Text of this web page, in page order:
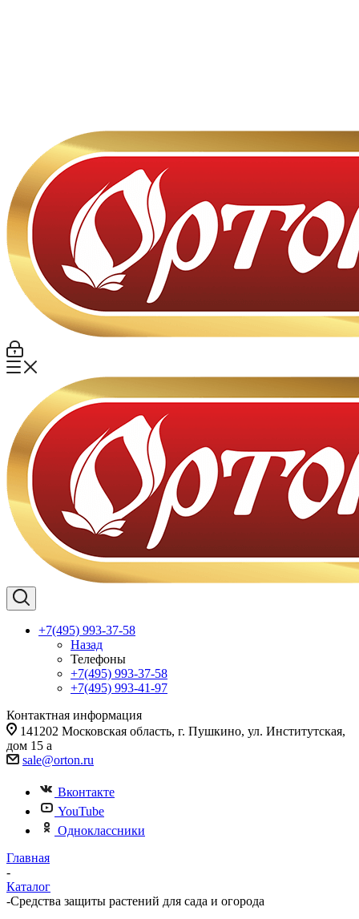
+7(495) 993-37-58
Назад
Телефоны
+7(495) 993-37-58
+7(495) 993-41-97
Контактная информация
141202 Московская область, г. Пушкино, ул. Институтская,
дом 15 а
sale@orton.ru
Вконтакте
YouTube
Одноклассники
Главная
-
Каталог
-Средства защиты растений для сада и огорода